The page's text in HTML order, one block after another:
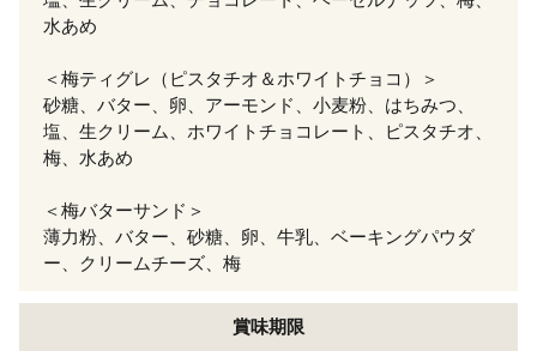
水あめ
＜梅ティグレ（ピスタチオ＆ホワイトチョコ）＞
砂糖、バター、卵、アーモンド、小麦粉、はちみつ、
塩、生クリーム、ホワイトチョコレート、ピスタチオ、
梅、水あめ
＜梅バターサンド＞
薄力粉、バター、砂糖、卵、牛乳、ベーキングパウダ
ー、クリームチーズ、梅
賞味期限